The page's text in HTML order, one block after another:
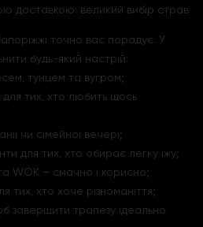
доставкою: великий вибір страв
точно вас порадує. У
будь-який настрій:
тунцем та вугром;
для тих, хто любить щось
чи сімейної вечері;
для тих, хто обирає легку їжу;
WOK – смачно і корисно;
тих, хто хоче різноманіття;
завершити трапезу ідеально.